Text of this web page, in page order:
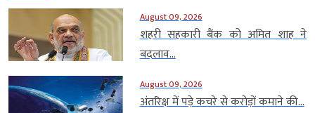
August 09, 2026
शहरी सहकारी बैंक को अमित शाह ने
बदलाव...
August 09, 2026
अंतरिक्ष में पड़े कचरे से करोड़ों कमाने की...